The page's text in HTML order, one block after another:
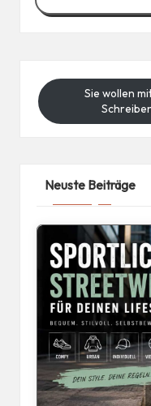
Sie wollen
Neuste Beiträge